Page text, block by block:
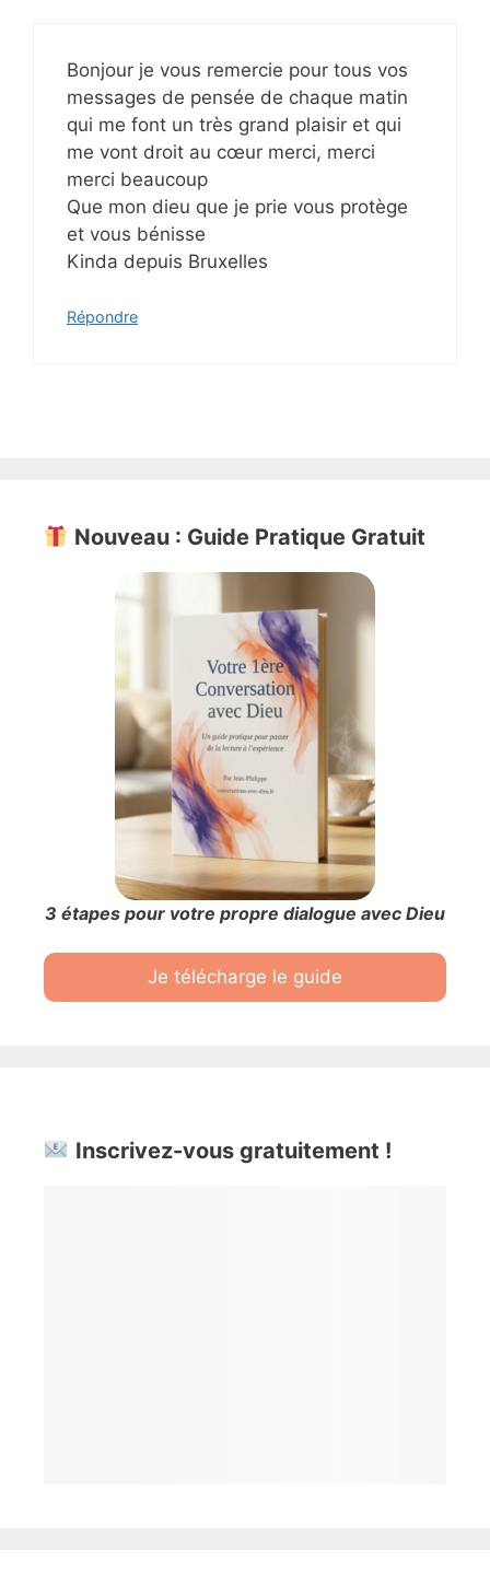
Bonjour je vous remercie pour tous vos
messages de pensée de chaque matin
qui me font un très grand plaisir et qui
me vont droit au cœur merci, merci
merci beaucoup
Que mon dieu que je prie vous protège
et vous bénisse
Kinda depuis Bruxelles
Répondre
Nouveau : Guide Pratique Gratuit
3 étapes pour votre propre dialogue avec Dieu
Je télécharge le guide
Inscrivez-vous gratuitement !